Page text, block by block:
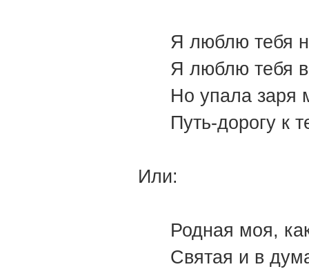
Я люблю тебя
Я люблю тебя
Но упала заря
Путь-дорогу к
Или:
Родная моя,
Святая и в